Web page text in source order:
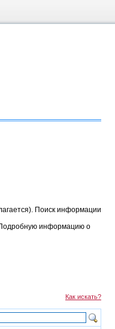
Поиск информации
информацию о
Как искать?